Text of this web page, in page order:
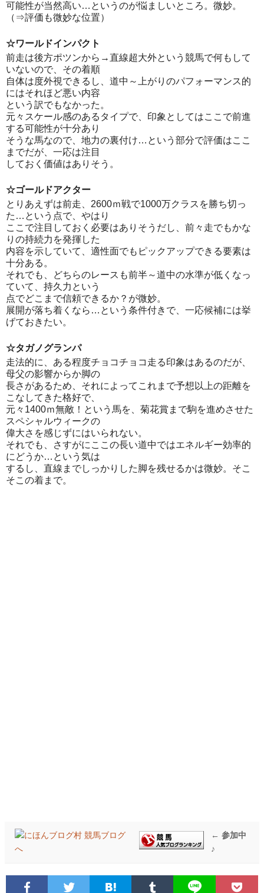
可能性が当然高い…というのが悩ましいところ。微妙。
（⇒評価も微妙な位置）
☆ワールドインパクト
前走は後方ポツンから→直線超大外という競馬で何もして
いないので、その着順
自体は度外視できるし、道中～上がりのパフォーマンス的
にはそれほど悪い内容
という訳でもなかった。
元々スケール感のあるタイプで、印象としてはここで前進
する可能性が十分あり
そうな馬なので、地力の裏付け…という部分で評価はここ
までだが、一応は注目
しておく価値はありそう。
☆ゴールドアクター
とりあえずは前走、2600ｍ戦で1000万クラスを勝ち切っ
た…という点で、やはり
ここで注目しておく必要はありそうだし、前々走でもかな
りの持続力を発揮した
内容を示していて、適性面でもピックアップできる要素は
十分ある。
それでも、どちらのレースも前半～道中の水準が低くなっ
ていて、持久力という
点でどこまで信頼できるか？が微妙。
展開が落ち着くなら…という条件付きで、一応候補には挙
げておきたい。
☆タガノグランパ
走法的に、ある程度チョコチョコ走る印象はあるのだが、
母父の影響からか脚の
長さがあるため、それによってこれまで予想以上の距離を
こなしてきた格好で、
元々1400ｍ無敵！という馬を、菊花賞まで駒を進めさせた
スペシャルウィークの
偉大さを感じずにはいられない。
それでも、さすがにここの長い道中ではエネルギー効率的
にどうか…という気は
するし、直線までしっかりした脚を残せるかは微妙。そこ
そこの着まで。
← 参加中
♪